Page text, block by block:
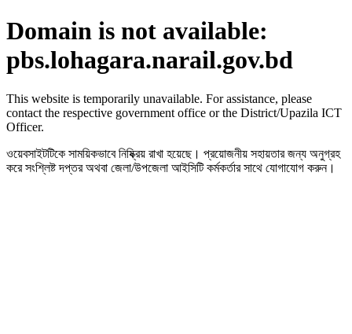
Domain is not available:
pbs.lohagara.narail.gov.bd
This website is temporarily unavailable. For assistance, please
contact the respective government office or the District/Upazila ICT
Officer.
ওয়েবসাইটটিকে সাময়িকভাবে নিষ্ক্রিয় রাখা হয়েছে। প্রয়োজনীয় সহায়তার জন্য অনুগ্রহ
করে সংশ্লিষ্ট দপ্তর অথবা জেলা/উপজেলা আইসিটি কর্মকর্তার সাথে যোগাযোগ করুন।